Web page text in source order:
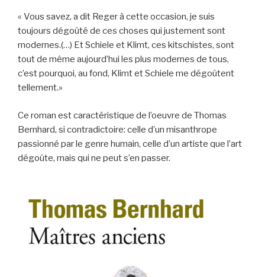
« Vous savez, a dit Reger à cette occasion, je suis
toujours dégoûté de ces choses qui justement sont
modernes.(…) Et Schiele et Klimt, ces kitschistes, sont
tout de même aujourd’hui les plus modernes de tous,
c’est pourquoi, au fond, Klimt et Schiele me dégoûtent
tellement.»
Ce roman est caractéristique de l’oeuvre de Thomas
Bernhard, si contradictoire: celle d’un misanthrope
passionné par le genre humain, celle d’un artiste que l’art
dégoûte, mais qui ne peut s’en passer.